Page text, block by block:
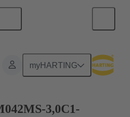
myHARTING
aansluiting
3,0C1-